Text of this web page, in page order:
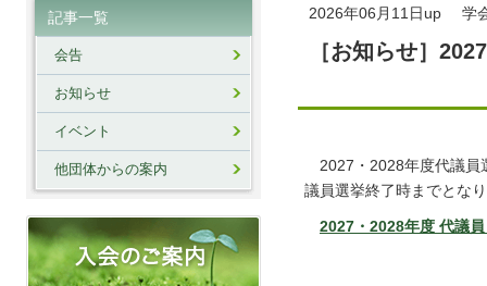
2026年06月11日up 学
［お知らせ］
2027・2028年度代議員
議員選挙終了時までとな
2027・2028年度 代議
記事一覧
会告
お知らせ
イベント
他団体からの案内